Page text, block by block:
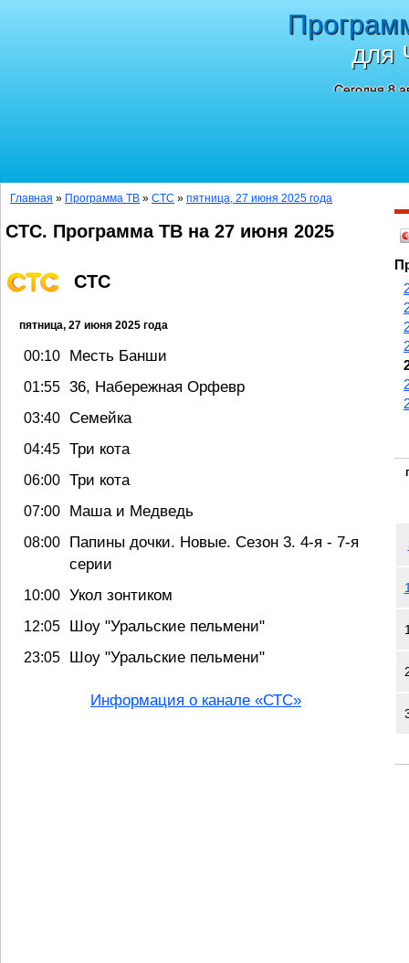
для
Сегодня 8
Главная » Программа ТВ » СТС » пятница, 27 июня 2025 года
СТС. Программа ТВ на 27 июня 2025
СТС
пятница, 27 июня 2025 года
00:10 Месть Банши
01:55 36, Набережная Орфевр
03:40 Семейка
04:45 Три кота
06:00 Три кота
07:00 Маша и Медведь
08:00
Папины дочки. Новые. Сезон 3. 4-я - 7-я
серии
10:00 Укол зонтиком
12:05 Шоу "Уральские пельмени"
23:05 Шоу "Уральские пельмени"
Информация о канале «СТС»